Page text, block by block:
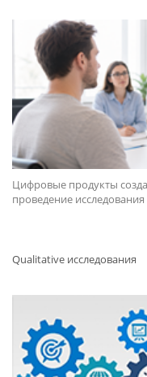
Цифровые продукты
проведение
Qualitative исследования